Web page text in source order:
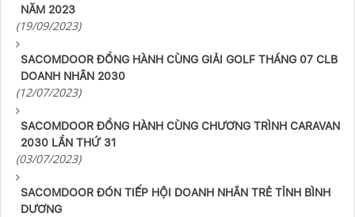
NĂM 2023
(19/09/2023)
SACOMDOOR ĐỒNG HÀNH CÙNG GIẢI GOLF THÁNG 07 CLB
DOANH NHÂN 2030
(12/07/2023)
SACOMDOOR ĐỒNG HÀNH CÙNG CHƯƠNG TRÌNH CARAVAN
2030 LẦN THỨ 31
(03/07/2023)
SACOMDOOR ĐÓN TIẾP HỘI DOANH NHÂN TRẺ TỈNH BÌNH
DƯƠNG